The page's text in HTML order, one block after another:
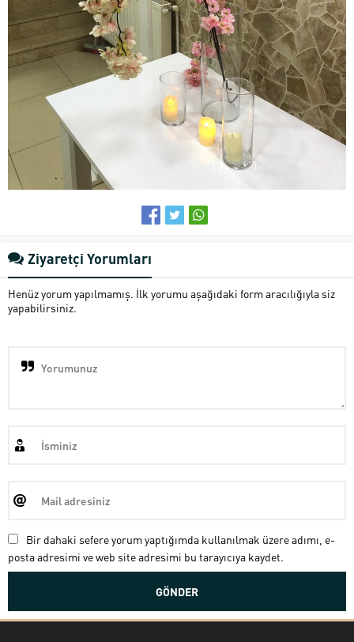
Ziyaretçi Yorumları
Henüz yorum yapılmamış. İlk yorumu aşağıdaki form aracılığıyla siz
yapabilirsiniz.
Bir dahaki sefere yorum yaptığımda kullanılmak üzere adımı, e-
posta adresimi ve web site adresimi bu tarayıcıya kaydet.